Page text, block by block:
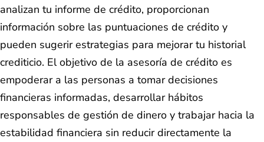
analizan tu informe de crédito, proporcionan
información sobre las puntuaciones de crédito y
pueden sugerir estrategias para mejorar tu historial
crediticio. El objetivo de la asesoría de crédito es
empoderar a las personas a tomar decisiones
financieras informadas, desarrollar hábitos
responsables de gestión de dinero y trabajar hacia la
estabilidad financiera sin reducir directamente la